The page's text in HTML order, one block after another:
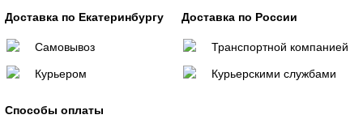
Доставка по Екатеринбургу
Самовывоз
Курьером
Доставка по России
Транспортной компанией
Курьерскими службами
Способы оплаты